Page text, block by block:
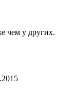
чем у других.